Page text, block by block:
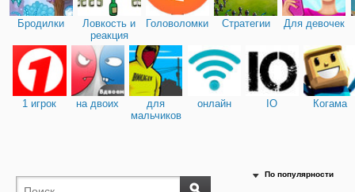
Бродилки
Ловкость и
реакция
Головоломки Стратегии Для девочек
1 игрок на двоих
для
мальчиков
онлайн IO Когама
По популярности